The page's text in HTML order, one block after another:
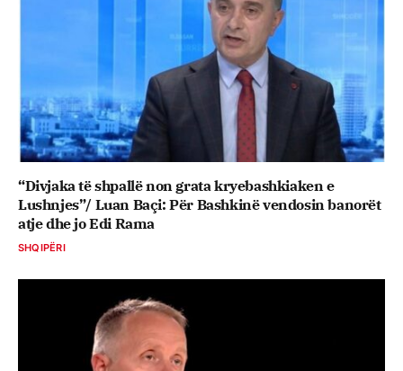
“Divjaka të shpallë non grata kryebashkiaken e
Lushnjes”/ Luan Baçi: Për Bashkinë vendosin banorët
atje dhe jo Edi Rama
SHQIPËRI